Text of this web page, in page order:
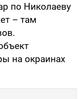
по Николаеву
– там
на окраинах